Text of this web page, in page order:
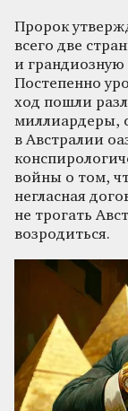
Пророк
всего две
и грандиозную
Постепенно
ход пошли
миллиардеры,
в Австралии
войны о том,
негласная
не трогать
возродиться.